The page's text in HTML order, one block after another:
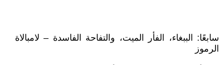
سابعًا: الببغاء، الفأر الميت، والتفاحة الفاسدة – لامبالاة
الرموز